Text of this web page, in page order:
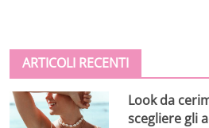
ARTICOLI RECENTI
Look da
scegliere gli